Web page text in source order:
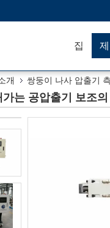
집
개 쌍둥이 나사 압출기
가는 공압출기 보조